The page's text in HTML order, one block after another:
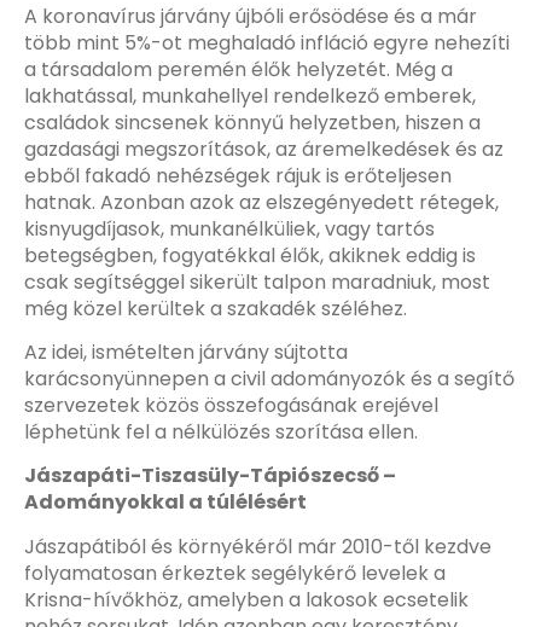
A koronavírus járvány újbóli erősödése és a már
több mint 5%-ot meghaladó infláció egyre nehezíti
a társadalom peremén élők helyzetét. Még a
lakhatással, munkahellyel rendelkező emberek,
családok sincsenek könnyű helyzetben, hiszen a
gazdasági megszorítások, az áremelkedések és az
ebből fakadó nehézségek rájuk is erőteljesen
hatnak. Azonban azok az elszegényedett rétegek,
kisnyugdíjasok, munkanélküliek, vagy tartós
betegségben, fogyatékkal élők, akiknek eddig is
csak segítséggel sikerült talpon maradniuk, most
még közel kerültek a szakadék széléhez.
Az idei, ismételten járvány sújtotta
karácsonyünnepen a civil adományozók és a segítő
szervezetek közös összefogásának erejével
léphetünk fel a nélkülözés szorítása ellen.
Jászapáti-Tiszasüly-Tápiószecső –
Adományokkal a túlélésért
Jászapátiból és környékéről már 2010-től kezdve
folyamatosan érkeztek segélykérő levelek a
Krisna-hívőkhöz, amelyben a lakosok ecsetelik